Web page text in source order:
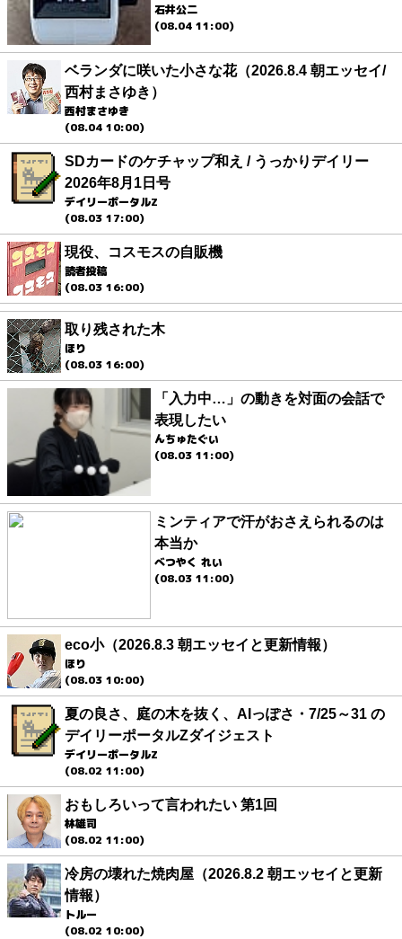
石井公二
(08.04 11:00)
ベランダに咲いた小さな花（2026.8.4 朝エッセイ/
西村まさゆき）
西村まさゆき
(08.04 10:00)
SDカードのケチャップ和え / うっかりデイリー
2026年8月1日号
デイリーポータルZ
(08.03 17:00)
現役、コスモスの自販機
読者投稿
(08.03 16:00)
取り残された木
ほり
(08.03 16:00)
「入力中…」の動きを対面の会話で
表現したい
んちゅたぐい
(08.03 11:00)
ミンティアで汗がおさえられるのは
本当か
べつやく れい
(08.03 11:00)
eco小（2026.8.3 朝エッセイと更新情報）
ほり
(08.03 10:00)
夏の良さ、庭の木を抜く、AIっぽさ・7/25～31 の
デイリーポータルZダイジェスト
デイリーポータルZ
(08.02 11:00)
おもしろいって言われたい 第1回
林雄司
(08.02 11:00)
冷房の壊れた焼肉屋（2026.8.2 朝エッセイと更新
情報）
トルー
(08.02 10:00)